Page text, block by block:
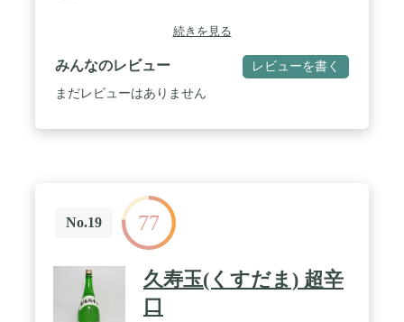
続きを見る
みんなのレビュー レビューを書く
まだレビューはありません
No.19 77
久寿玉(くすだま) 超辛
口